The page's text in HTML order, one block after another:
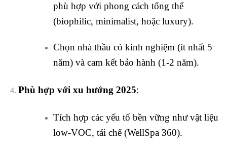
phù hợp với phong cách tổng thể
(biophilic, minimalist, hoặc luxury).
Chọn nhà thầu có kinh nghiệm (ít nhất 5
năm) và cam kết bảo hành (1-2 năm).
Phù hợp với xu hướng 2025:
Tích hợp các yếu tố bền vững như vật liệu
low-VOC, tái chế (WellSpa 360).